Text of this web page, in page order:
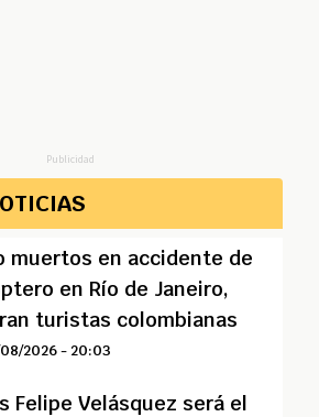
Publicidad
muertos en accidente de
en Río de Janeiro,
turistas colombianas
2026 - 20:03
Felipe Velásquez será el